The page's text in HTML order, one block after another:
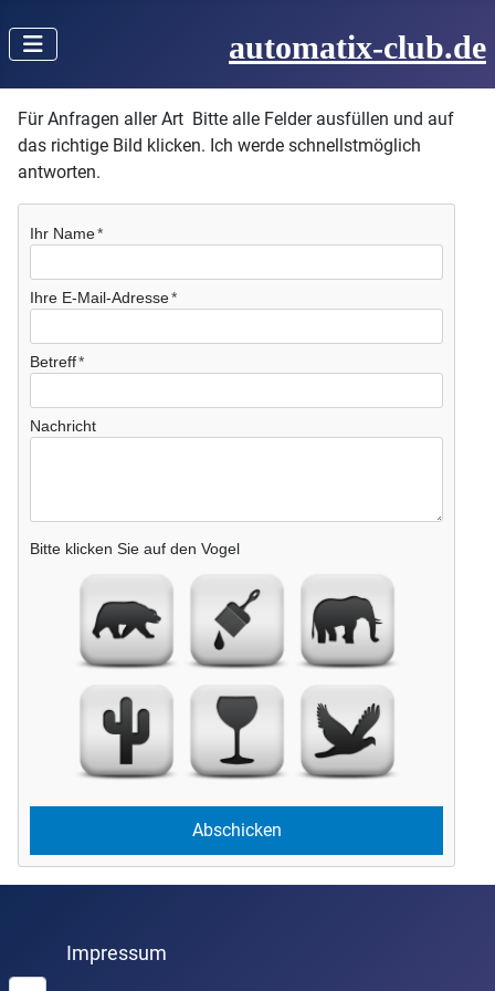
automatix-club.de
Für Anfragen aller Art Bitte alle Felder ausfüllen und auf
das richtige Bild klicken. Ich werde schnellstmöglich
antworten.
Ihr Name
Ihre E-Mail-Adresse
Betreff
Nachricht
Bitte klicken Sie auf den Vogel
Impressum